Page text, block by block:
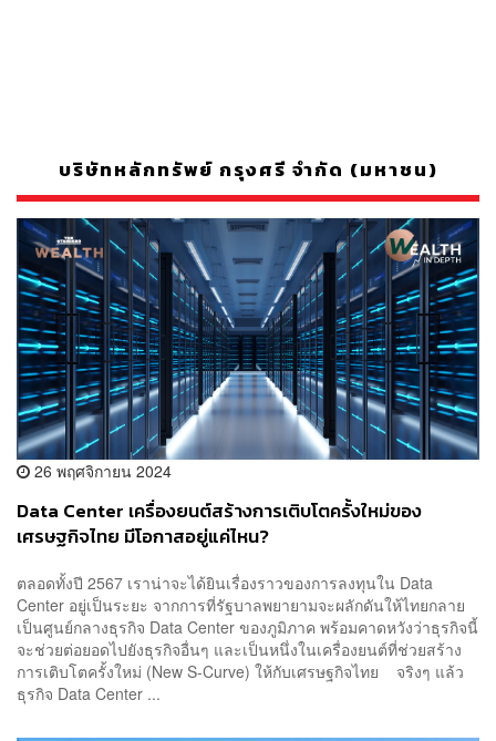
บริษัทหลักทรัพย์ กรุงศรี จำกัด (มหาชน)
26 พฤศจิกายน 2024
Data Center เครื่องยนต์สร้างการเติบโตครั้งใหม่ของ
เศรษฐกิจไทย มีโอกาสอยู่แค่ไหน?
ตลอดทั้งปี 2567 เราน่าจะได้ยินเรื่องราวของการลงทุนใน Data
Center อยู่เป็นระยะ จากการที่รัฐบาลพยายามจะผลักดันให้ไทยกลาย
เป็นศูนย์กลางธุรกิจ Data Center ของภูมิภาค พร้อมคาดหวังว่าธุรกิจนี้
จะช่วยต่อยอดไปยังธุรกิจอื่นๆ และเป็นหนึ่งในเครื่องยนต์ที่ช่วยสร้าง
การเติบโตครั้งใหม่ (New S-Curve) ให้กับเศรษฐกิจไทย จริงๆ แล้ว
ธุรกิจ Data Center ...